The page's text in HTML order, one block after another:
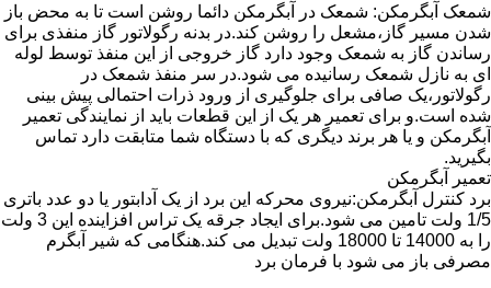
شمعک آبگرمکن: شمعک در آبگرمکن دائما روشن است تا به محض باز
شدن مسیر گاز،مشعل را روشن کند.در بدنه رگولاتور گاز منفذی برای
رساندن گاز به شمعک وجود دارد گاز خروجی از این منفذ توسط لوله
ای به نازل شمعک رسانیده می شود.در سر منفذ شمعک در
رگولاتور،یک صافی برای جلوگیری از ورود ذرات احتمالی پیش بینی
شده است.و برای تعمیر هر یک از این قطعات باید از نمایندگی تعمیر
آبگرمکن و یا هر برند دیگری که با دستگاه شما متابقت دارد تماس
بگیرید.
تعمیر آبگرمکن
برد کنترل آبگرمکن:نیروی محرکه این برد از یک آدابتور یا دو عدد باتری
1/5 ولت تامین می شود.برای ایجاد جرقه یک تراس افزاینده این 3 ولت
را به 14000 تا 18000 ولت تبدیل می کند.هنگامی که شیر آبگرم
مصرفی باز می شود با فرمان برد